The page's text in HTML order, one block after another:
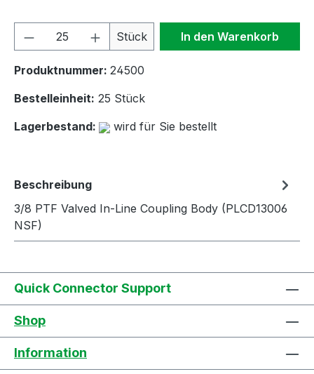
Produkt Anzahl: Gib den
Stück In den Warenkorb
Produktnummer: 24500
Bestelleinheit: 25 Stück
Lagerbestand:
wird für Sie bestellt
Beschreibung
3/8 PTF Valved In-Line Coupling Body (PLCD13006
NSF)
Quick Connector Support
Shop
Information